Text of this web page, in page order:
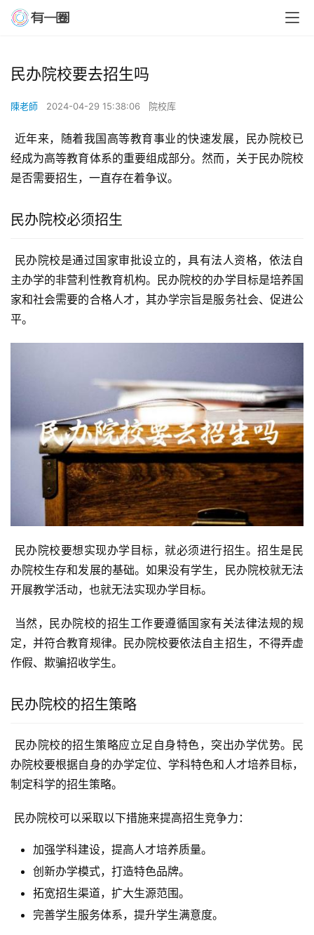
民办院校要去招生吗
陳老師 2024-04-29 15:38:06 院校库
经成为高等教育体系的重要组成部分。然而，关于民办院校
是否需要招生，一直存在着争议。
民办院校必须招生
主办学的非营利性教育机构。民办院校的办学目标是培养国
家和社会需要的合格人才，其办学宗旨是服务社会、促进公
平。
办院校生存和发展的基础。如果没有学生，民办院校就无法
开展教学活动，也就无法实现办学目标。
定，并符合教育规律。民办院校要依法自主招生，不得弄虚
作假、欺骗招收学生。
民办院校的招生策略
办院校要根据自身的办学定位、学科特色和人才培养目标，
制定科学的招生策略。
民办院校可以采取以下措施来提高招生竞争力：
加强学科建设，提高人才培养质量。
创新办学模式，打造特色品牌。
拓宽招生渠道，扩大生源范围。
完善学生服务体系，提升学生满意度。